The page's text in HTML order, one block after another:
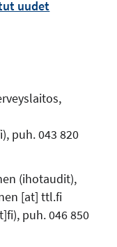
uudet
, puh. 043 820
(ihotaudit),
[at]ttl.fi
, puh. 046 850